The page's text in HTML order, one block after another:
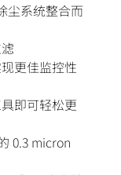
尘系统整合而
更佳监控性
即可轻松更
0.3 micron